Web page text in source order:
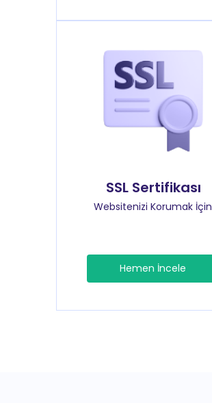
SSL Sertifikası
Websitenizi Korumak İçin
Hemen İncele